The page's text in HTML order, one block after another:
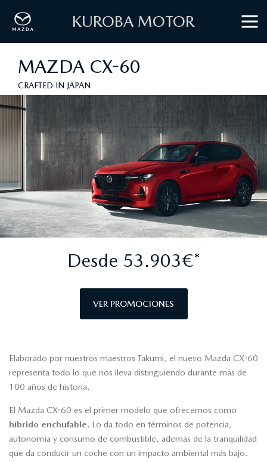
KUROBA MOTOR
MAZDA CX-60
CRAFTED IN JAPAN
Desde 53.903€*
VER PROMOCIONES
Elaborado por nuestros maestros Takumi, el nuevo Mazda CX-60
representa todo lo que nos lleva distinguiendo durante más de
100 años de historia.
El Mazda CX-60 es el primer modelo que ofrecemos como
híbrido enchufable. Lo da todo en términos de potencia,
autonomía y consumo de combustible, además de la tranquilidad
que da conducir un coche con un impacto ambiental más bajo.